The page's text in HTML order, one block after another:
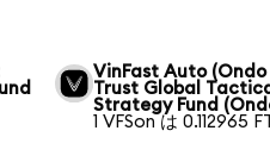
VinFast Auto (Ondo
Trust Global
Strategy Fund
1 VFSon は 0.112965